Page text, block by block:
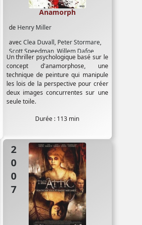
de Henry Miller
avecClea Duvall, Peter Stormare,
Scott Speedman, Willem Dafoe
Anamorph
Un thriller psychologique basé sur le
concept d'anamorphose, une
technique de peinture qui manipule
les lois de la perspective pour créer
deux images concurrentes sur une
seule toile.
Durée : 113 min
2007